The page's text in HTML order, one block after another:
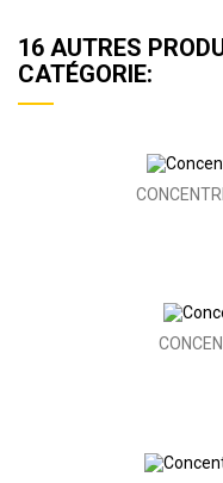
16 AUTRES
CATÉGORIE: